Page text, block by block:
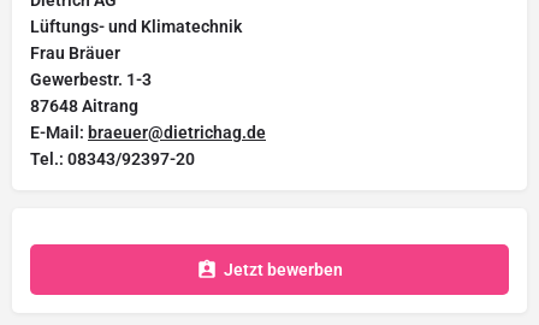
Lüftungs- und Klimatechnik
Frau Bräuer
Gewerbestr. 1-3
87648 Aitrang
E-Mail: braeuer@dietrichag.de
Tel.: 08343/92397-20
Jetzt bewerben